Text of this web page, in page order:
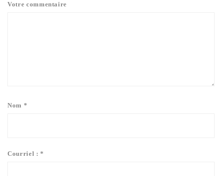
Votre commentaire
Nom *
Courriel :*